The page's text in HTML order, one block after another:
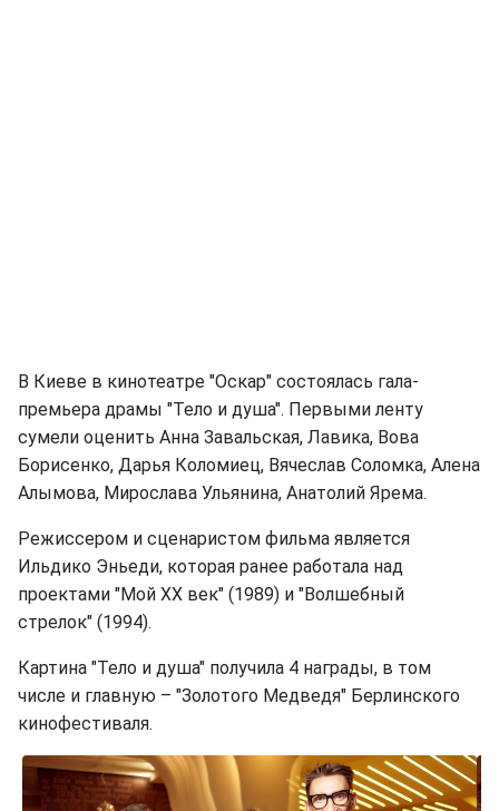
В Киеве в кинотеатре "Оскар" состоялась гала-
премьера драмы "Тело и душа". Первыми ленту
сумели оценить Анна Завальская, Лавика, Вова
Борисенко, Дарья Коломиец, Вячеслав Соломка, Алена
Алымова, Мирослава Ульянина, Анатолий Ярема.
Режиссером и сценаристом фильма является
Ильдико Эньеди, которая ранее работала над
проектами "Мой ХХ век" (1989) и "Волшебный
стрелок" (1994).
Картина "Тело и душа" получила 4 награды, в том
числе и главную – "Золотого Медведя" Берлинского
кинофестиваля.